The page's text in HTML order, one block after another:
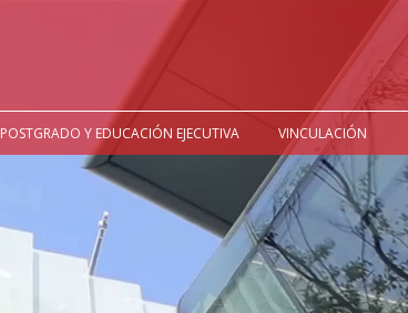
POSTGRADO Y EDUCACIÓN EJECUTIVA VINCULACIÓN